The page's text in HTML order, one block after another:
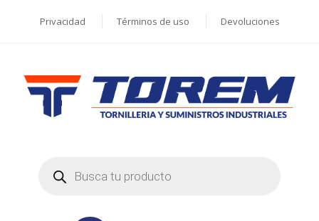
Privacidad Términos de uso Devoluciones
search